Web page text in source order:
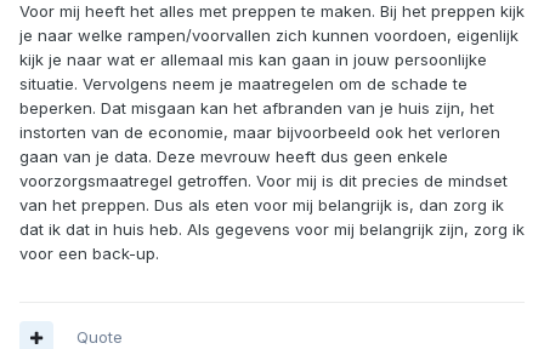
Voor mij heeft het alles met preppen te maken. Bij het preppen kijk
je naar welke rampen/voorvallen zich kunnen voordoen, eigenlijk
kijk je naar wat er allemaal mis kan gaan in jouw persoonlijke
situatie. Vervolgens neem je maatregelen om de schade te
beperken. Dat misgaan kan het afbranden van je huis zijn, het
instorten van de economie, maar bijvoorbeeld ook het verloren
gaan van je data. Deze mevrouw heeft dus geen enkele
voorzorgsmaatregel getroffen. Voor mij is dit precies de mindset
van het preppen. Dus als eten voor mij belangrijk is, dan zorg ik
dat ik dat in huis heb. Als gegevens voor mij belangrijk zijn, zorg ik
voor een back-up.
Quote